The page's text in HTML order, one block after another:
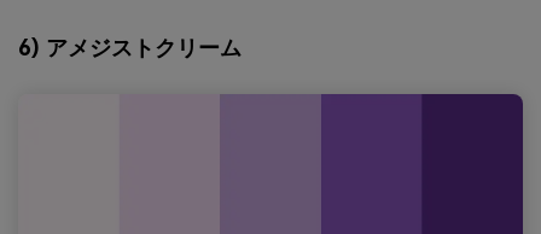
6) アメジストクリーム